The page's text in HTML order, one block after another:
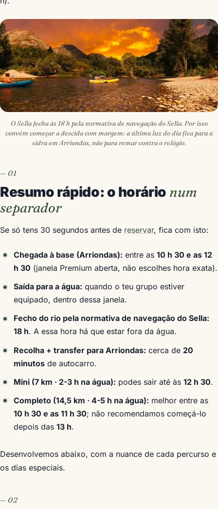
O Sella fecha às 18 h pela normativa de navegação do Sella. Por isso
convém começar a descida com margem: a última luz do dia fica para a
sidra em Arriondas, não para remar contra o relógio.
Resumo rápido: o horário num
separador
Se só tens 30 segundos antes de reservar, fica com isto:
Chegada à base (Arriondas): entre as 10 h 30 e as 12
h 30 (janela Premium aberta, não escolhes hora exata).
Saída para a água: quando o teu grupo estiver
equipado, dentro dessa janela.
Fecho do rio pela normativa de navegação do Sella:
18 h. A essa hora há que estar fora da água.
Recolha + transfer para Arriondas: cerca de 20
minutos de autocarro.
Mini (7 km · 2-3 h na água): podes sair até às 12 h 30.
Completo (14,5 km · 4-5 h na água): melhor entre as
10 h 30 e as 11 h 30; não recomendamos começá-lo
depois das 13 h.
Desenvolvemos abaixo, com a nuance de cada percurso e
os dias especiais.